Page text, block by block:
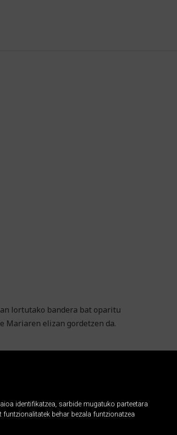
lortutako bandera bat oparitu
Mariaren elizan gordetzen da.
identifikatzea, sarbide mugatuko parteetara
funtzionalitatek behar bezala funtzionatzea